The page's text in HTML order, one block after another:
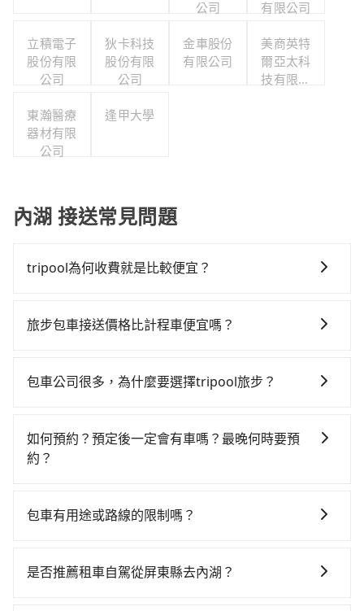
公司
有限公司
立積電子
股份有限
公司
狄卡科技
股份有限
公司
金車股份
有限公司
美商英特
爾亞太科
技有限公
東瀚醫療
器材有限
公司
逢甲大學
內湖 接送常見問題
tripool為何收費就是比較便宜？
一次使用tripool的會擔心價格比市價便宜不少，是不是
淘汰顧客評分較低的司機，且車輛均要求5年內新車，司
因來自於自行研發的AI車輛調度演算法，能有效降低空
車率，也就是提高俗稱「回頭車」的比例。這不僅體現
用到不熟悉的司機或者轉單給其他車行的情況比同行更
保證前一天中午以前均可全額取消退費，如已經決定好
旅步包車接送價格比計程車便宜嗎？
遇塞車、停紅燈時等低速行駛時還需額外加價不同，旅
包車公司很多，為什麼要選擇tripool旅步？
以依照您行程人數的需求進行選擇。此外，為確保您的
旅途安全無憂，我們的司機都是專業且可靠的職業駕
策，讓您在規劃行程時能更無後顧之憂。無論您是要前
tripool旅步絕對是您值得信任的不二選擇！
如何預約？預定後一定會有車嗎？最晚何時要預
約？
上輸入上下車地點或地址，三秒內即可查到真實價格，
件確認信，如此就完成預約了，而司機與車輛的詳細資
包車有用途或路線的限制嗎？
長途交通且途中遵守台灣法律，無論是清明掃墓、包車
是否推薦租車自駕從屏東縣去內湖？